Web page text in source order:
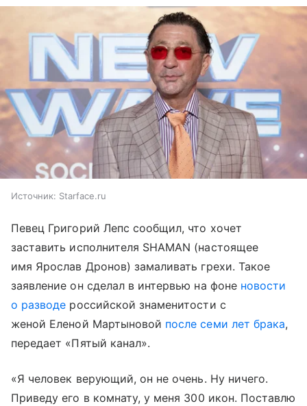
Источник: Starface.ru
Певец Григорий Лепс сообщил, что хочет
заставить исполнителя SHAMAN (настоящее
имя Ярослав Дронов) замаливать грехи. Такое
заявление он сделал в интервью на фоне новости
о разводе российской знаменитости с
женой Еленой Мартыновой после семи лет брака,
передает «Пятый канал».
«Я человек верующий, он не очень. Ну ничего.
Приведу его в комнату, у меня 300 икон. Поставлю